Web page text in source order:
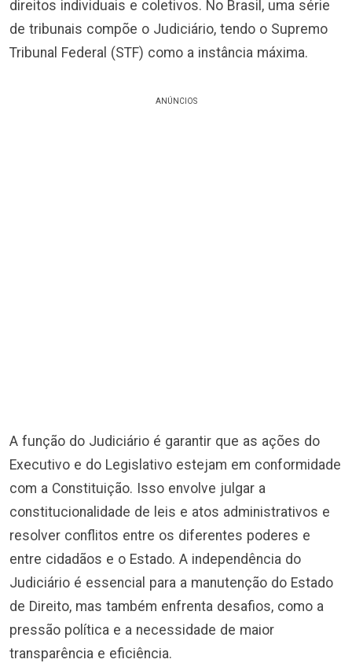
direitos individuais e coletivos. No Brasil, uma série
de tribunais compõe o Judiciário, tendo o Supremo
Tribunal Federal (STF) como a instância máxima.
ANÚNCIOS
A função do Judiciário é garantir que as ações do
Executivo e do Legislativo estejam em conformidade
com a Constituição. Isso envolve julgar a
constitucionalidade de leis e atos administrativos e
resolver conflitos entre os diferentes poderes e
entre cidadãos e o Estado. A independência do
Judiciário é essencial para a manutenção do Estado
de Direito, mas também enfrenta desafios, como a
pressão política e a necessidade de maior
transparência e eficiência.